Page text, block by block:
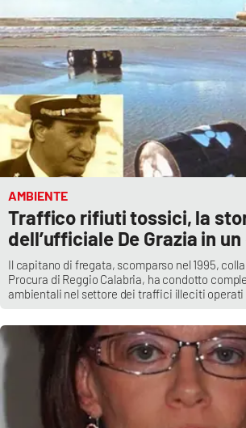
AMBIENTE
Traffico rifiuti tossici, la
dell’ufficiale De Grazia in
Il capitano di fregata, scomparso nel 1995,
Procura di Reggio Calabria, ha condotto
ambientali nel settore dei traffici illeciti